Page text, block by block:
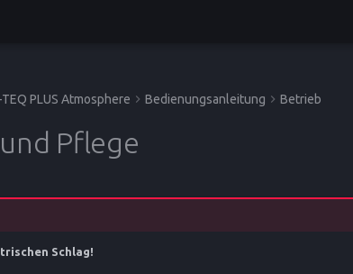
TEQ PLUS Atmosphere Bedienungsanleitung Betrieb
Pflege
Schlag!